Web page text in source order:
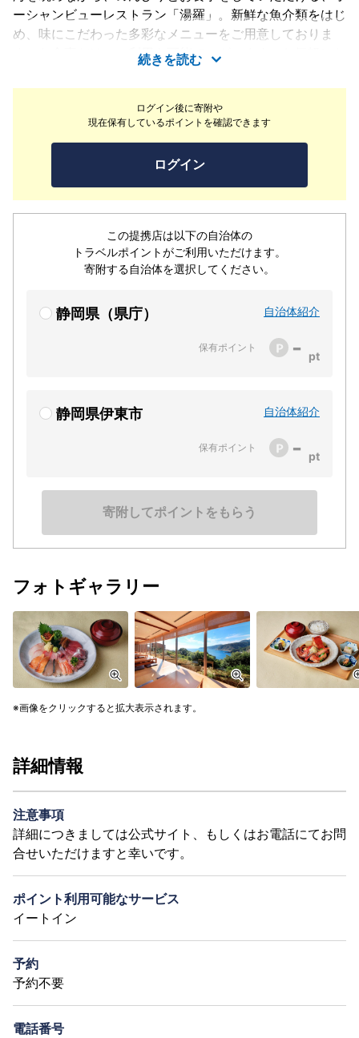
ログイン後に寄附や
現在保有しているポイントを確認できます
ログイン
この提携店は以下の自治体の
トラベルポイントがご利用いただけます。
寄附する自治体を選択してください。
静岡県（県庁） 自治体紹介
保有ポイント -
静岡県伊東市 自治体紹介
保有ポイント -
寄附してポイントをもらう
ーシャンビューレストラン「湯羅」。新鮮な魚介類をはじ
め、味にこだわった多彩なメニューをご用意しておりま
す。お食事だけのご利用も可能でございます。お気軽にお
続きを読む
フォトギャラリー
画像をクリックすると拡大表示されます。
詳細情報
注意事項
詳細につきましては公式サイト、もしくはお電話にてお問
合せいただけますと幸いです。
ポイント利用可能なサービス
イートイン
予約
予約不要
電話番号